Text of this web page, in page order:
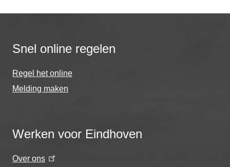
Snel online regelen
Regel het online
Melding maken
Werken voor Eindhoven
Over ons